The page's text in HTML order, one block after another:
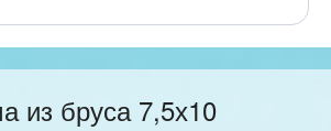
из бруса 7,5х10